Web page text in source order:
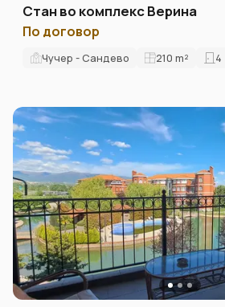
Стан во комплекс Верина
По договор
Чучер - Сандево 210 m² 4